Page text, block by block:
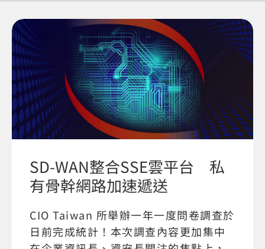
SD-WAN整合SSE雲平台 私
有骨幹網路加速遞送
CIO Taiwan 所舉辦一年一度問卷調查於
日前完成統計！本次調查內容更加集中